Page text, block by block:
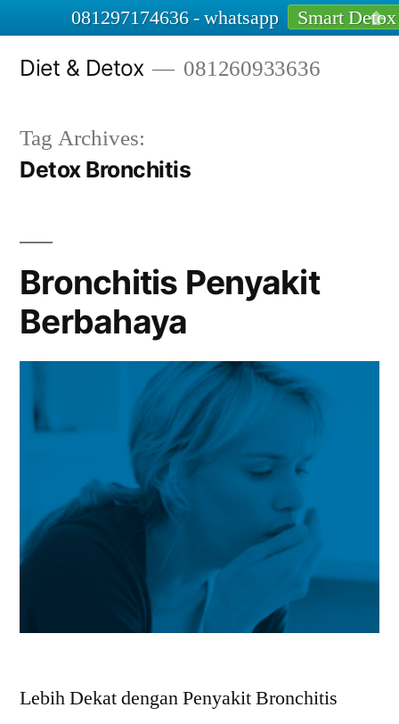
Diet & Detox 081260933636
Tag Archives:
Detox Bronchitis
Bronchitis Penyakit
Berbahaya
Lebih Dekat dengan Penyakit Bronchitis
081297174636 - whatsapp Smart Detox